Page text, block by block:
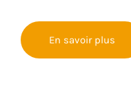
En savoir plus